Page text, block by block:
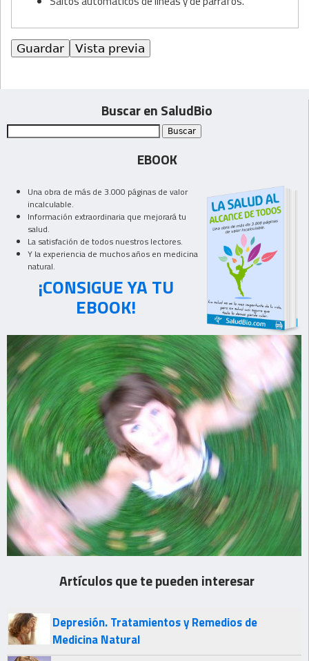
Buscar en SaludBio
EBOOK
Una obra de más de 3.000 páginas de valor
incalculable.
Información extraordinaria que mejorará tu
salud.
La satisfación de todos nuestros lectores.
Y la experiencia de muchos años en medicina
natural.
¡CONSIGUE YA TU
EBOOK!
Artículos que te pueden interesar
Depresión. Tratamientos y Remedios de
Medicina Natural